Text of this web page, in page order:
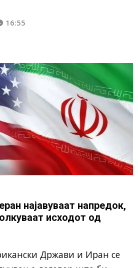
16:55
најавуваат напредок,
исходот од
Држави и Иран се